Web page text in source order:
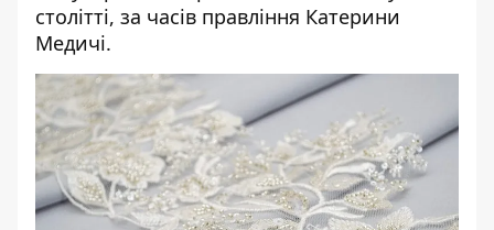
столітті, за часів правління Катерини
Медичі.